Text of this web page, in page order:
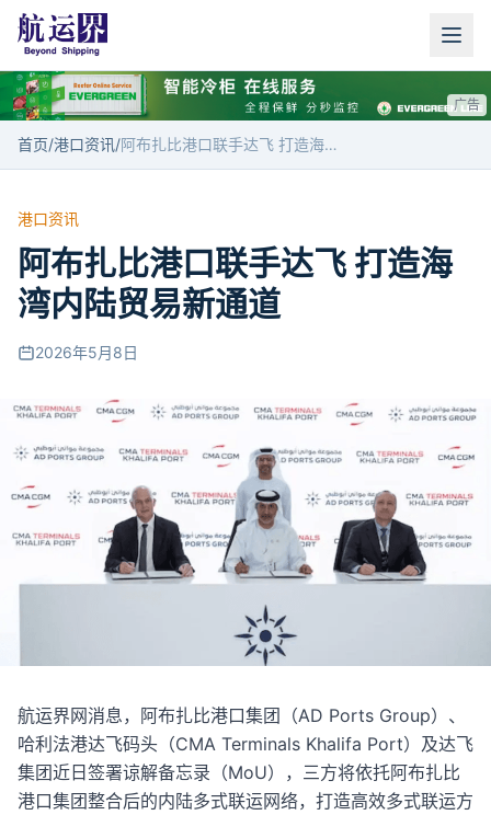
广告
首页/港口资讯/ 阿布扎比港口联手达飞 打造海湾内陆贸易新通道
港口资讯
阿布扎比港口联手达飞 打造海
湾内陆贸易新通道
2026年5月8日
航运界网消息，阿布扎比港口集团（AD Ports Group）、
哈利法港达飞码头（CMA Terminals Khalifa Port）及达飞
集团近日签署谅解备忘录（MoU），三方将依托阿布扎比
港口集团整合后的内陆多式联运网络，打造高效多式联运方